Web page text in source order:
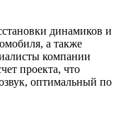
динамиков и
а также
компании
проекта, что
оптимальный по